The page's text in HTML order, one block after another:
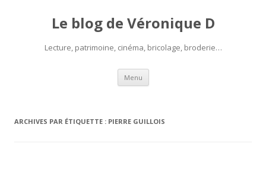
Le blog de Véronique D
Lecture, patrimoine, cinéma, bricolage, broderie…
Menu Aller
contenu
ARCHIVES PAR ÉTIQUETTE : PIERRE GUILLOIS